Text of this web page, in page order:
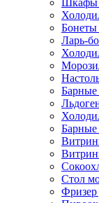
Шкафы
Бонеты
Ларь-
Барные
Стол
Фризер